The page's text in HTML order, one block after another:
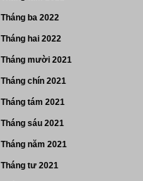
Tháng ba 2022
Tháng hai 2022
Tháng mười 2021
Tháng chín 2021
Tháng tám 2021
Tháng sáu 2021
Tháng năm 2021
Tháng tư 2021